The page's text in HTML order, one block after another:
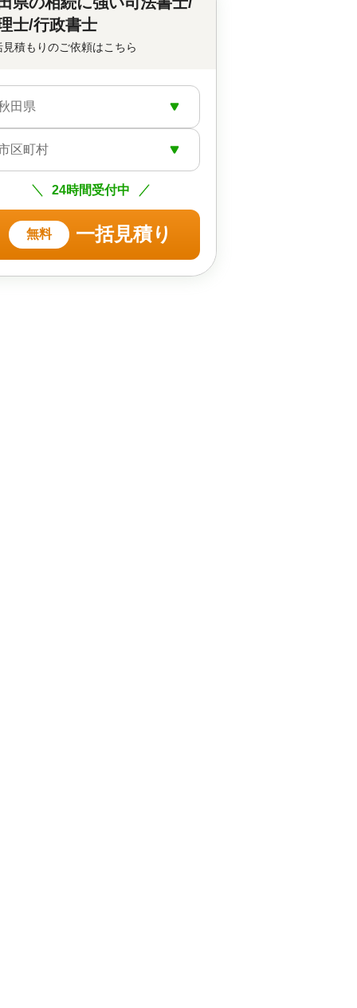
士/行政書士
見積もりのご依頼はこちら
田県
区町村
24時間受付中
無料 一括見積り